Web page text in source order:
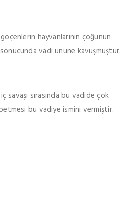
hayvanlarının çoğunun
vadi ününe kavuşmuştur.
savaşı sırasında bu vadide çok
bu vadiye ismini vermiştir.